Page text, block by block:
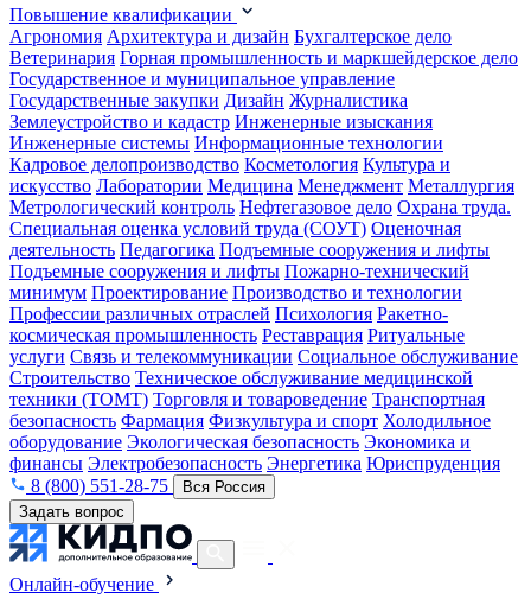
Повышение квалификации
Агрономия Архитектура и дизайн Бухгалтерское дело
Ветеринария Горная промышленность и маркшейдерское дело
Государственное и муниципальное управление
Государственные закупки Дизайн Журналистика
Землеустройство и кадастр Инженерные изыскания
Инженерные системы Информационные технологии
Кадровое делопроизводство Косметология Культура и
искусство Лаборатории Медицина Менеджмент Металлургия
Метрологический контроль Нефтегазовое дело Охрана труда.
Специальная оценка условий труда (СОУТ) Оценочная
деятельность Педагогика Подъемные сооружения и лифты
Подъемные сооружения и лифты Пожарно-технический
минимум Проектирование Производство и технологии
Профессии различных отраслей Психология Ракетно-
космическая промышленность Реставрация Ритуальные
услуги Связь и телекоммуникации Социальное обслуживание
Строительство Техническое обслуживание медицинской
техники (ТОМТ) Торговля и товароведение Транспортная
безопасность Фармация Физкультура и спорт Холодильное
оборудование Экологическая безопасность Экономика и
финансы Электробезопасность Энергетика Юриспруденция
8 (800) 551-28-75
Вся Россия
Задать вопрос
Онлайн-обучение